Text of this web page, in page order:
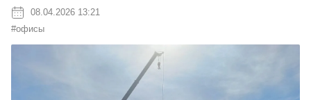
08.04.2026 13:21
#офисы